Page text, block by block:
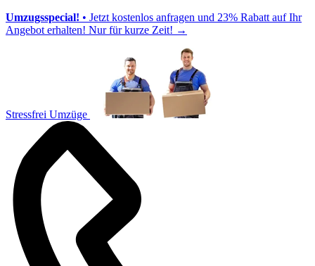
Umzugsspecial! • Jetzt kostenlos anfragen und 23% Rabatt auf Ihr
Angebot erhalten! Nur für kurze Zeit! →
Stressfrei Umzüge